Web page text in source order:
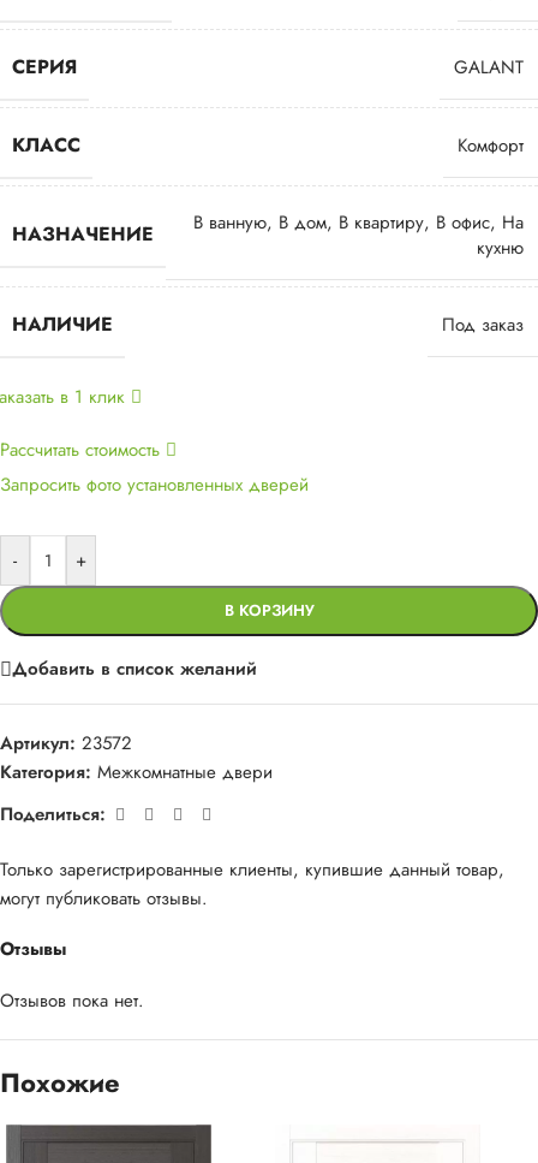
СЕРИЯ GALANT
КЛАСС Комфорт
НАЗНАЧЕНИЕ В ванную, В дом, В квартиру, В офис, На
кухню
НАЛИЧИЕ Под заказ
в 1 клик
Рассчитать стоимость
Запросить фото установленных дверей
- +
В КОРЗИНУ
Добавить в список желаний
Артикул: 23572
Категория: Межкомнатные двери
Поделиться:
Отзывы
Отзывов пока нет.
Только зарегистрированные клиенты, купившие данный товар,
могут публиковать отзывы.
Похожие